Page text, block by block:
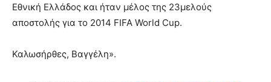
Εθνική Ελλάδος και ήταν μέλος της 23μελούς
αποστολής για το 2014 FIFA World Cup.
Καλωσήρθες, Βαγγέλη».